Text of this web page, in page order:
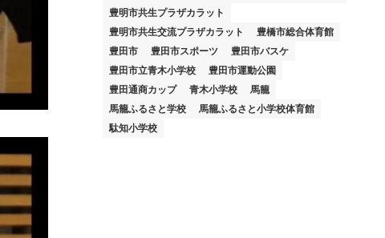
豊明市共生プラザカラット
豊明市共生交流プラザカラット
豊橋市総合体育館
豊田市
豊田市スポーツ
豊田市バスケ
豊田市立青木小学校
豊田市運動公園
豊田通商カップ
青木小学校
馬籠
馬籠ふるさと学校
馬籠ふるさと小学校体育館
駄知小学校